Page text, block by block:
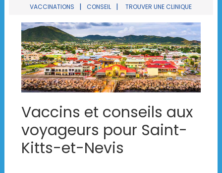
VACCINATIONS | CONSEIL | TROUVER UNE CLINIQUE
Vaccins et conseils aux
voyageurs pour Saint-
Kitts-et-Nevis